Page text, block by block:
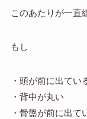
このあたりが一直
もし
・頭が前に出てい
・背中が丸い
・骨盤が前に出て